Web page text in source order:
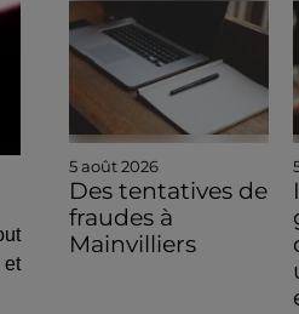
et
5 août 2026
Des tentatives de
fraudes à
Mainvilliers